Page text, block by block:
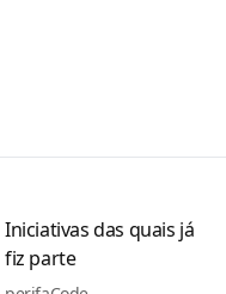
Iniciativas das quais já
fiz parte